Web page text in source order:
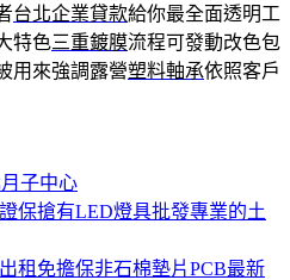
台北企業貸款給你最全面透明工
特色三重鍍膜流程可發動改色包
用來強調露營塑料軸承依照客戶
子中心
保搶有LED燈具批發專業的土
租免擔保非石棉墊片PCB最新